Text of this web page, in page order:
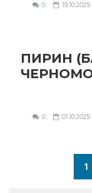
0 19.10.2025
ПИРИН
0 01.10.2025
1